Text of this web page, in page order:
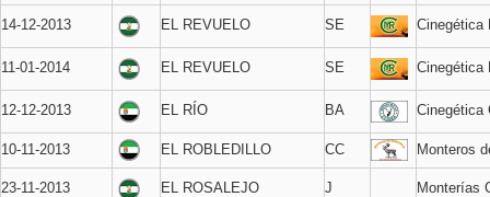
14-12-2013 EL REVUELO SE Cinegética
11-01-2014 EL REVUELO SE Cinegética
12-12-2013 EL RÍO BA Cinegética
10-11-2013 EL ROBLEDILLO CC Monteros
23-11-2013 EL ROSALEJO J Monterías